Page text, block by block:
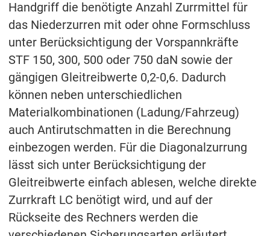
Handgriff die benötigte Anzahl Zurrmittel für
das Niederzurren mit oder ohne Formschluss
unter Berücksichtigung der Vorspannkräfte
STF 150, 300, 500 oder 750 daN sowie der
gängigen Gleitreibwerte 0,2-0,6. Dadurch
können neben unterschiedlichen
Materialkombinationen (Ladung/Fahrzeug)
auch Antirutschmatten in die Berechnung
einbezogen werden. Für die Diagonalzurrung
lässt sich unter Berücksichtigung der
Gleitreibwerte einfach ablesen, welche direkte
Zurrkraft LC benötigt wird, und auf der
Rückseite des Rechners werden die